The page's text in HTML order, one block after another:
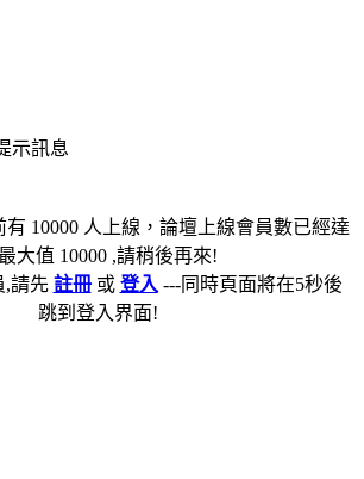
示訊息
10000 人上線，論壇上線會員數已經達
大值 10000 ,請稍後再來!
,請先 註冊或 登入 ---同時頁面將在5秒後
跳到登入界面!